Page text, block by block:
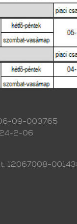
06-09-003765
2-06
12067008-